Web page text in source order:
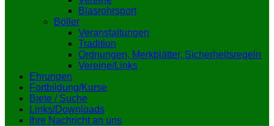
Blasrohrsport
Böller
Veranstaltungen
Tradition
Ordnungen, Merkblätter, Sicherheitsregeln
Vereine/Links
Ehrungen
Fortbildung/Kurse
Biete / Suche
Links/Downloads
Ihre Nachricht an uns